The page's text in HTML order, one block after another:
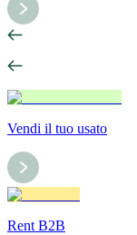
Vendi il tuo usato
Rent B2B